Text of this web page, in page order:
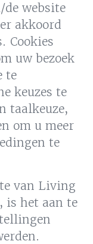
website
akkoord
Cookies
uw bezoek
te
keuzes te
taalkeuze,
om u meer
te
van Living
is het aan te